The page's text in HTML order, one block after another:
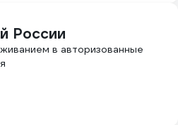
России
в авторизованные